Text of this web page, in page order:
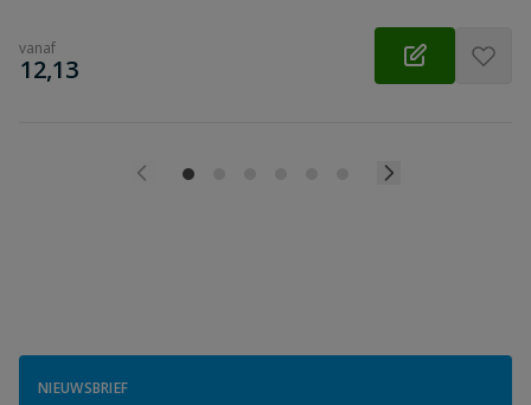
vanaf
€
12,13
NIEUWSBRIEF